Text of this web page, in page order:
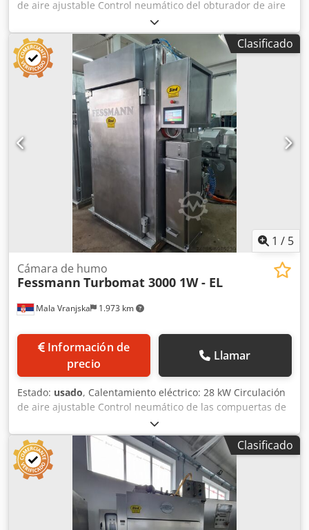
de aire ajustable Control neumático del obturador de aire
fresco, aire de escape y humo Limpieza: limpieza con
espuma Alimentación de humo: integrada en el interior de
la cámara Material para ahumar: virutas de madera Sin
sistema de postcombustión Dimensiones de instalación de
la máquina en cm: Ancho: 130 Largo: 120 Alto: 230
Cedpfxef U Tb Ro Acaoha Dimensiones del carro en cm:
90*90*160 (alto) Plazo de entrega: 30 días hábiles después
del pago inicial
Clasificado
1 / 5
Mala Vranjska 1.973 km
Cámara de humo
Fessmann Turbomat 3000 1W - EL
Información de
precio
Llamar
Estado: usado, Calentamiento eléctrico: 28 kW Circulación
de aire ajustable Control neumático de las compuertas de
aire fresco, aire de extracción y humo Limpieza: limpieza
con espuma Alimentación de humo: según solicitud del
cliente Material para ahumar: virutas de madera Sin
sistema de postcombustión Dimensiones de instalación de
la máquina en cm: Ancho: 150 Cedpfjhzgu Dsx Acaeha
Largo: 145 Alto: 275 Dimensiones del carro en cm:
100*100*200 (alto) Plazo de entrega: 30 días hábiles
después del pago inicial
Clasificado